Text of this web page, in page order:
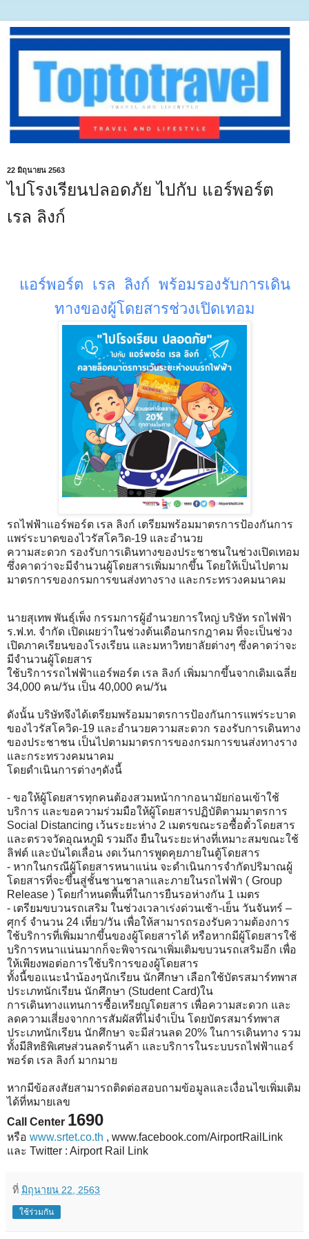
22 มิถุนายน 2563
ไปโรงเรียนปลอดภัย ไปกับ แอร์พอร์ต
เรล ลิงก์
แอร์พอร์ต เรล ลิงก์ พร้อมรองรับการเดิน
ทางของผู้โดยสารช่วงเปิดเทอม
รถไฟฟ้าแอร์พอร์ต เรล ลิงก์ เตรียมพร้อมมาตรการป้องกันการ
แพร่ระบาดของไวรัสโควิด-19 และอำนวย
ความสะดวก รองรับการเดินทางของประชาชนในช่วงเปิดเทอม
ซึ่งคาดว่าจะมีจำนวนผู้โดยสารเพิ่มมากขึ้น โดยให้เป็นไปตาม
มาตรการของกรมการขนส่งทางราง และกระทรวงคมนาคม
นายสุเทพ พันธุ์เพ็ง กรรมการผู้อำนวยการใหญ่ บริษัท รถไฟฟ้า
ร.ฟ.ท. จำกัด เปิดเผยว่าในช่วงต้นเดือนกรกฎาคม ที่จะเป็นช่วง
เปิดภาคเรียนของโรงเรียน และมหาวิทยาลัยต่างๆ ซึ่งคาดว่าจะ
มีจำนวนผู้โดยสาร
ใช้บริการรถไฟฟ้าแอร์พอร์ต เรล ลิงก์ เพิ่มมากขึ้นจากเดิมเฉลี่ย
34,000 คน/วัน เป็น 40,000 คน/วัน
ดังนั้น บริษัทจึงได้เตรียมพร้อมมาตรการป้องกันการแพร่ระบาด
ของไวรัสโควิด-19 และอำนวยความสะดวก รองรับการเดินทาง
ของประชาชน เป็นไปตามมาตรการของกรมการขนส่งทางราง
และกระทรวงคมนาคม
โดยดำเนินการต่างๆดังนี้
- ขอให้ผู้โดยสารทุกคนต้องสวมหน้ากากอนามัยก่อนเข้าใช้
บริการ และขอความร่วมมือให้ผู้โดยสารปฏิบัติตามมาตรการ
Social Distancing เว้นระยะห่าง 2 เมตรขณะรอซื้อตั๋วโดยสาร
และตรวจวัดอุณหภูมิ รวมถึง ยืนในระยะห่างที่เหมาะสมขณะใช้
ลิฟต์ และบันไดเลื่อน งดเว้นการพูดคุยภายในตู้โดยสาร
- หากในกรณีผู้โดยสารหนาแน่น จะดำเนินการจำกัดปริมาณผู้
โดยสารที่จะขึ้นสู่ชั้นชานชาลาและภายในรถไฟฟ้า ( Group
Release ) โดยกำหนดพื้นที่ในการยืนรอห่างกัน 1 เมตร
- เตรียมขบวนรถเสริม ในช่วงเวลาเร่งด่วนเช้า-เย็น วันจันทร์ –
ศุกร์ จำนวน 24 เที่ยว/วัน เพื่อให้สามารถรองรับความต้องการ
ใช้บริการที่เพิ่มมากขึ้นของผู้โดยสารได้ หรือหากมีผู้โดยสารใช้
บริการหนาแน่นมากก็จะพิจารณาเพิ่มเติมขบวนรถเสริมอีก เพื่อ
ให้เพียงพอต่อการใช้บริการของผู้โดยสาร
ทั้งนี้ขอแนะนำน้องๆนักเรียน นักศึกษา เลือกใช้บัตรสมาร์ทพาส
ประเภทนักเรียน นักศึกษา (Student Card)ใน
การเดินทางแทนการซื้อเหรียญโดยสาร เพื่อความสะดวก และ
ลดความเสี่ยงจากการสัมผัสที่ไม่จำเป็น โดยบัตรสมาร์ทพาส
ประเภทนักเรียน นักศึกษา จะมีส่วนลด 20% ในการเดินทาง รวม
ทั้งมีสิทธิพิเศษส่วนลดร้านค้า และบริการในระบบรถไฟฟ้าแอร์
พอร์ต เรล ลิงก์ มากมาย
หากมีข้อสงสัยสามารถติดต่อสอบถามข้อมูลและเงื่อนไขเพิ่มเติม
ได้ที่หมายเลข
Call Center 1690
หรือ www.srtet.co.th , www.facebook.com/AirportRailLink
และ Twitter : Airport Rail Link
ที่ มิถุนายน 22, 2563
ใช้ร่วมกัน